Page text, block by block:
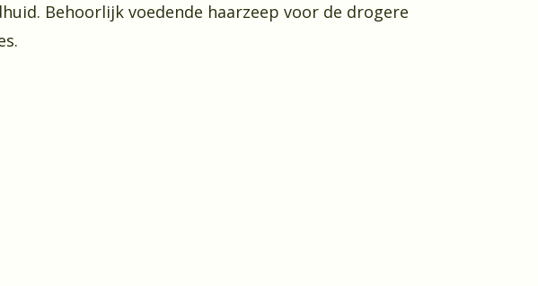
Behoorlijk voedende haarzeep voor de drogere